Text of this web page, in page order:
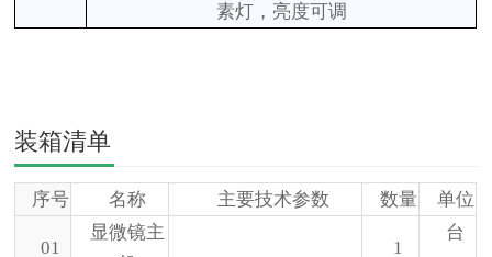
素灯，亮度可调
装箱清单
序号 名称 主要技术参数 数量 单位
01
显微镜主
1
台